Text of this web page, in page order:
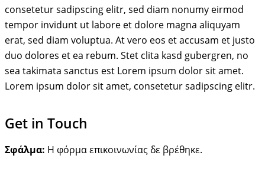
consetetur sadipscing elitr, sed diam nonumy eirmod
tempor invidunt ut labore et dolore magna aliquyam
erat, sed diam voluptua. At vero eos et accusam et justo
duo dolores et ea rebum. Stet clita kasd gubergren, no
sea takimata sanctus est Lorem ipsum dolor sit amet.
Lorem ipsum dolor sit amet, consetetur sadipscing elitr.
Get in Touch
Σφάλμα: Η φόρμα επικοινωνίας δε βρέθηκε.